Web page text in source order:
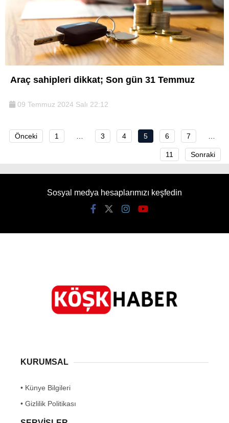
Araç sahipleri dikkat; Son gün 31 Temmuz
09 Temmuz 2024 Salı 22:12
Önceki 1 3 4 5 6 7
11 Sonraki
Sosyal medya hesaplarımızı keşfedin
KURUMSAL
• Künye Bilgileri
• Gizlilik Politikası